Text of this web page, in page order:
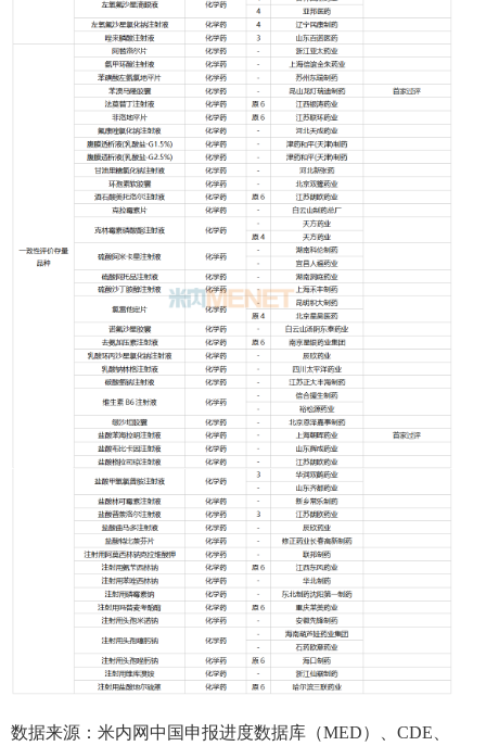
数据来源：米内网中国申报进度数据库（MED）、CDE、